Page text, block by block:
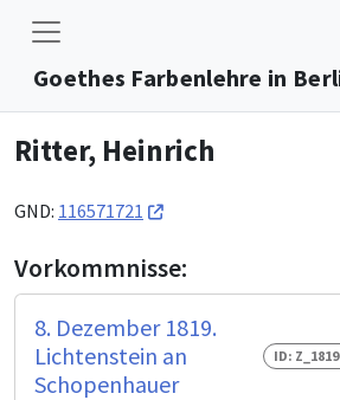
Goethes Farbenlehre in
Ritter, Heinrich
GND: 116571721
Vorkommnisse:
8. Dezember 1819.
Lichtenstein an
Schopenhauer
ID: